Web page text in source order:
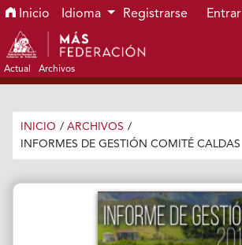
Ir al menú de navegación principal
Ir al contenido principal
Ir al pie de página del sitio
Inicio Idioma Registrarse Entrar
Actual Archivos
INICIO / ARCHIVOS /
INFORMES DE GESTIÓN COMITÉ CALDAS